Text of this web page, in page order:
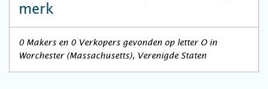
merk
0 Makers en 0 Verkopers gevonden op letter O in
Worchester (Massachusetts), Verenigde Staten